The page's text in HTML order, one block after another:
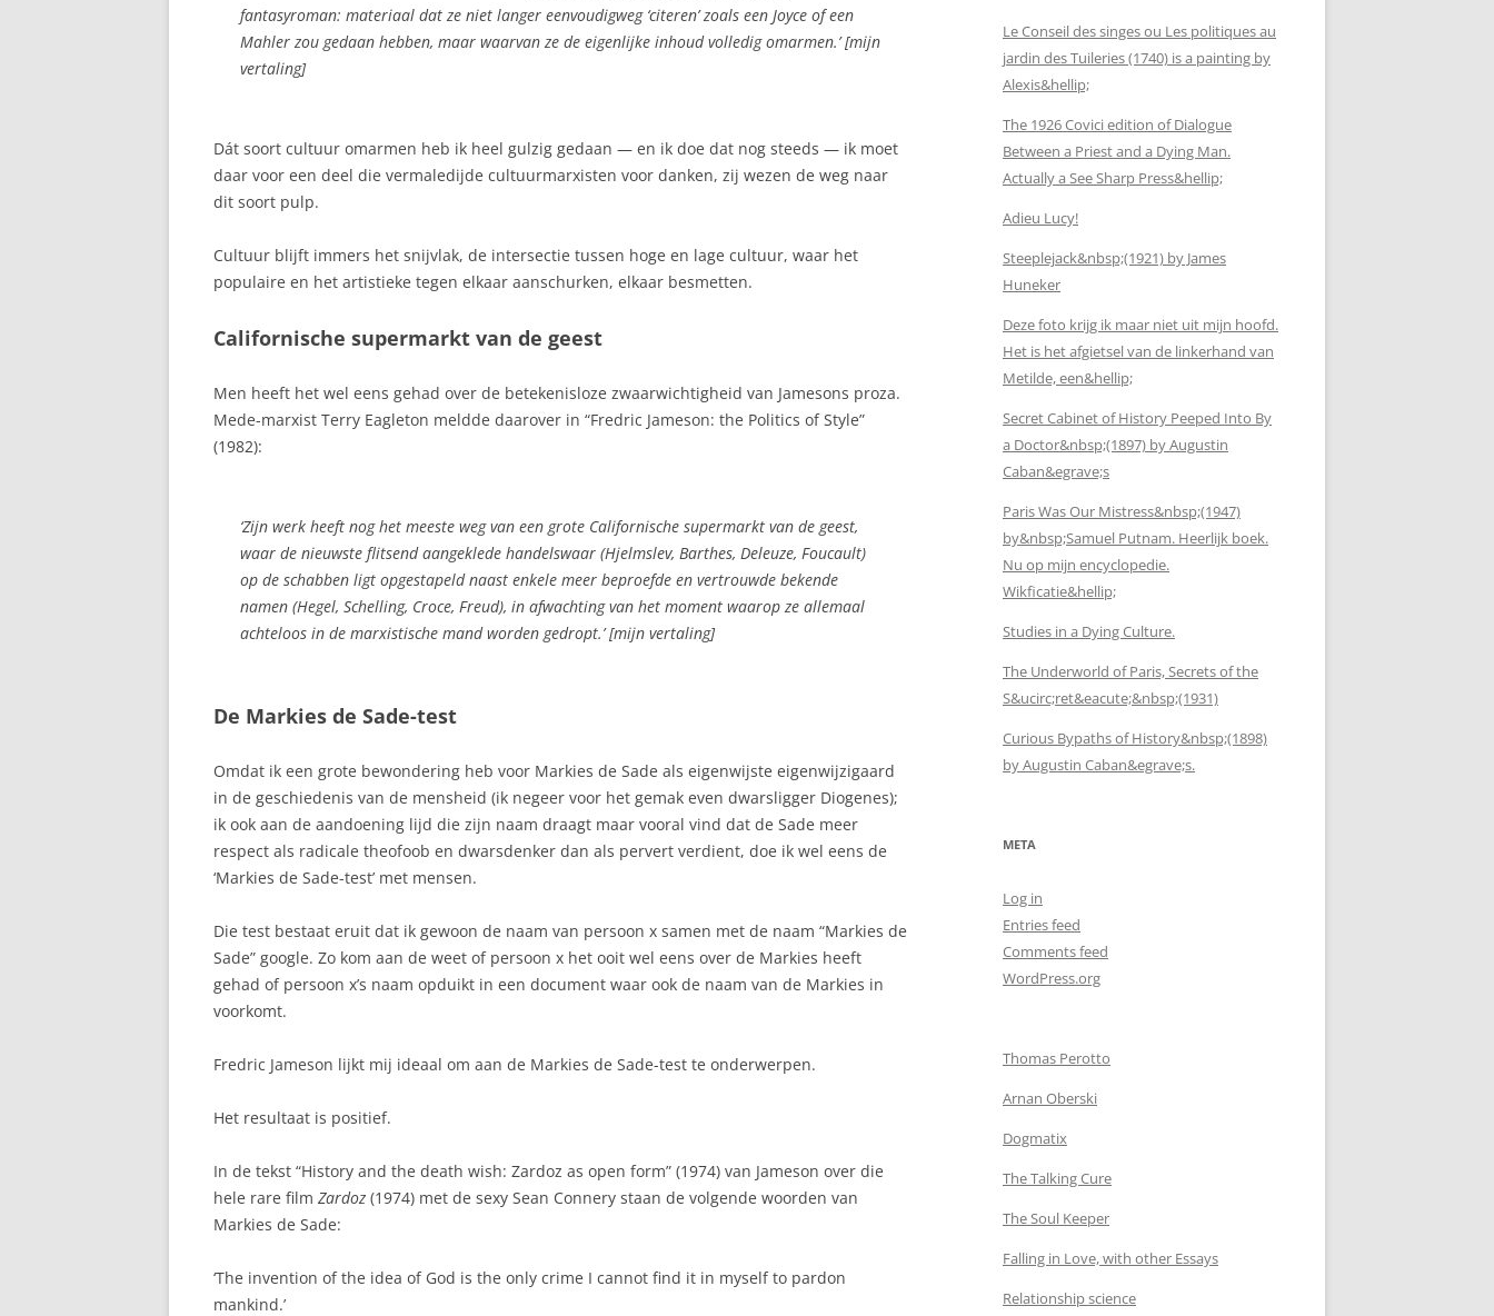
fantasyroman: materiaal dat ze niet langer eenvoudigweg ‘citeren’ zoals een Joyce of een
Mahler zou gedaan hebben, maar waarvan ze de eigenlijke inhoud volledig omarmen.’ [mijn
vertaling]
Dát soort cultuur omarmen heb ik heel gulzig gedaan — en ik doe dat nog steeds — ik moet
daar voor een deel die vermaledijde cultuurmarxisten voor danken, zij wezen de weg naar
dit soort pulp.
Cultuur blijft immers het snijvlak, de intersectie tussen hoge en lage cultuur, waar het
populaire en het artistieke tegen elkaar aanschurken, elkaar besmetten.
Californische supermarkt van de geest
Men heeft het wel eens gehad over de betekenisloze zwaarwichtigheid van Jamesons proza.
Mede-marxist Terry Eagleton meldde daarover in “Fredric Jameson: the Politics of Style”
(1982):
‘Zijn werk heeft nog het meeste weg van een grote Californische supermarkt van de geest,
waar de nieuwste flitsend aangeklede handelswaar (Hjelmslev, Barthes, Deleuze, Foucault)
op de schabben ligt opgestapeld naast enkele meer beproefde en vertrouwde bekende
namen (Hegel, Schelling, Croce, Freud), in afwachting van het moment waarop ze allemaal
achteloos in de marxistische mand worden gedropt.’ [mijn vertaling]
De Markies de Sade-test
Omdat ik een grote bewondering heb voor Markies de Sade als eigenwijste eigenwijzigaard
in de geschiedenis van de mensheid (ik negeer voor het gemak even dwarsligger Diogenes);
ik ook aan de aandoening lijd die zijn naam draagt maar vooral vind dat de Sade meer
respect als radicale theofoob en dwarsdenker dan als pervert verdient, doe ik wel eens de
‘Markies de Sade-test’ met mensen.
Die test bestaat eruit dat ik gewoon de naam van persoon x samen met de naam “Markies de
Sade” google. Zo kom aan de weet of persoon x het ooit wel eens over de Markies heeft
gehad of persoon x’s naam opduikt in een document waar ook de naam van de Markies in
voorkomt.
Fredric Jameson lijkt mij ideaal om aan de Markies de Sade-test te onderwerpen.
Het resultaat is positief.
In de tekst “History and the death wish: Zardoz as open form” (1974) van Jameson over die
hele rare film Zardoz (1974) met de sexy Sean Connery staan de volgende woorden van
Markies de Sade:
‘The invention of the idea of God is the only crime I cannot find it in myself to pardon
mankind.’
Le Conseil des singes ou Les politiques au
jardin des Tuileries (1740) is a painting by
Alexis&hellip;
The 1926 Covici edition of Dialogue
Between a Priest and a Dying Man.
Actually a See Sharp Press&hellip;
Adieu Lucy!
Steeplejack&nbsp;(1921) by James
Huneker
Deze foto krijg ik maar niet uit mijn hoofd.
Het is het afgietsel van de linkerhand van
Metilde, een&hellip;
Secret Cabinet of History Peeped Into By
a Doctor&nbsp;(1897) by Augustin
Caban&egrave;s
Paris Was Our Mistress&nbsp;(1947)
by&nbsp;Samuel Putnam. Heerlijk boek.
Nu op mijn encyclopedie.
Wikficatie&hellip;
Studies in a Dying Culture.
The Underworld of Paris, Secrets of the
S&ucirc;ret&eacute;&nbsp;(1931)
Curious Bypaths of History&nbsp;(1898)
by Augustin Caban&egrave;s.
META
Log in
Entries feed
Comments feed
WordPress.org
Thomas Perotto
Arnan Oberski
Dogmatix
The Talking Cure
The Soul Keeper
Falling in Love, with other Essays
Relationship science